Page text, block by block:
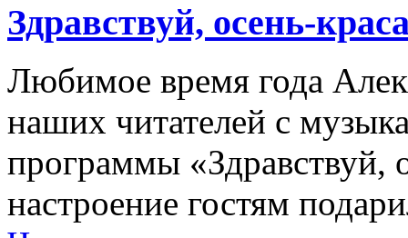
Здравствуй, осень-
Любимое время года
наших читателей с
программы «Здравствуй,
настроение гостям